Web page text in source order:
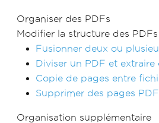
Organiser des PDFs
Modifier la structure des PDFs
Fusionner deux ou
Diviser un PDF et extraire
Copie de pages entre
Supprimer des pages
Organisation supplémentaire